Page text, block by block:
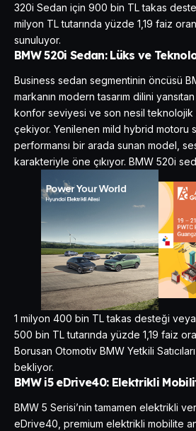
320i Sedan için 900 bin TL takas
milyon TL tutarında yüzde 1,19 faiz
sunuluyor.
BMW 520i Sedan: Lüks ve
Business sedan segmentinin öncüsü
markanın modern tasarım dilini
konfor seviyesi ve son nesil teknolojik
çekiyor. Yenilenen mild hybrid motoru
performansı bir arada sunan model,
karakteriyle öne çıkıyor. BMW 520i
1 milyon 400 bin TL takas desteği
500 bin TL tutarında yüzde 1,19 faiz
Borusan Otomotiv BMW Yetkili
bekliyor.
BMW i5 eDrive40: Elektrikli
BMW 5 Serisi’nin tamamen elektrikli
eDrive40, premium elektrikli mobilite